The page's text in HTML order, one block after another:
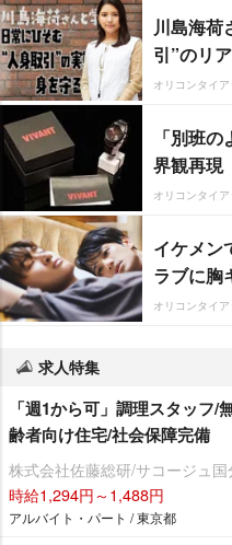
川島海荷
引”のリ
オリコンタイ
「別班
界観再現
オリコンタイ
イケメン
ラブに胸
オリコンタイ
求人特集
「週1から可」調理スタッフ
齢者向け住宅/社会保障完備
株式会社佐藤総研/サコージュ国
時給1,294円～1,488円
アルバイト・パート / 東京都